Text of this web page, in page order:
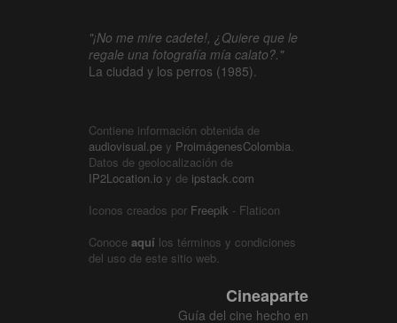
"¡No me mire cadete!, ¿Quiere que le
regale una fotografía mía calato?."
La ciudad y los perros (1985).
Contiene información obtenida de
audiovisual.pe y ProimágenesColombia.
Datos de geolocalización de
IP2Location.io y de ipstack.com
Iconos creados por Freepik - Flaticon
Conoce aquí los términos y condiciones
del uso de este sitio web.
Cineaparte
Guía del cine hecho en